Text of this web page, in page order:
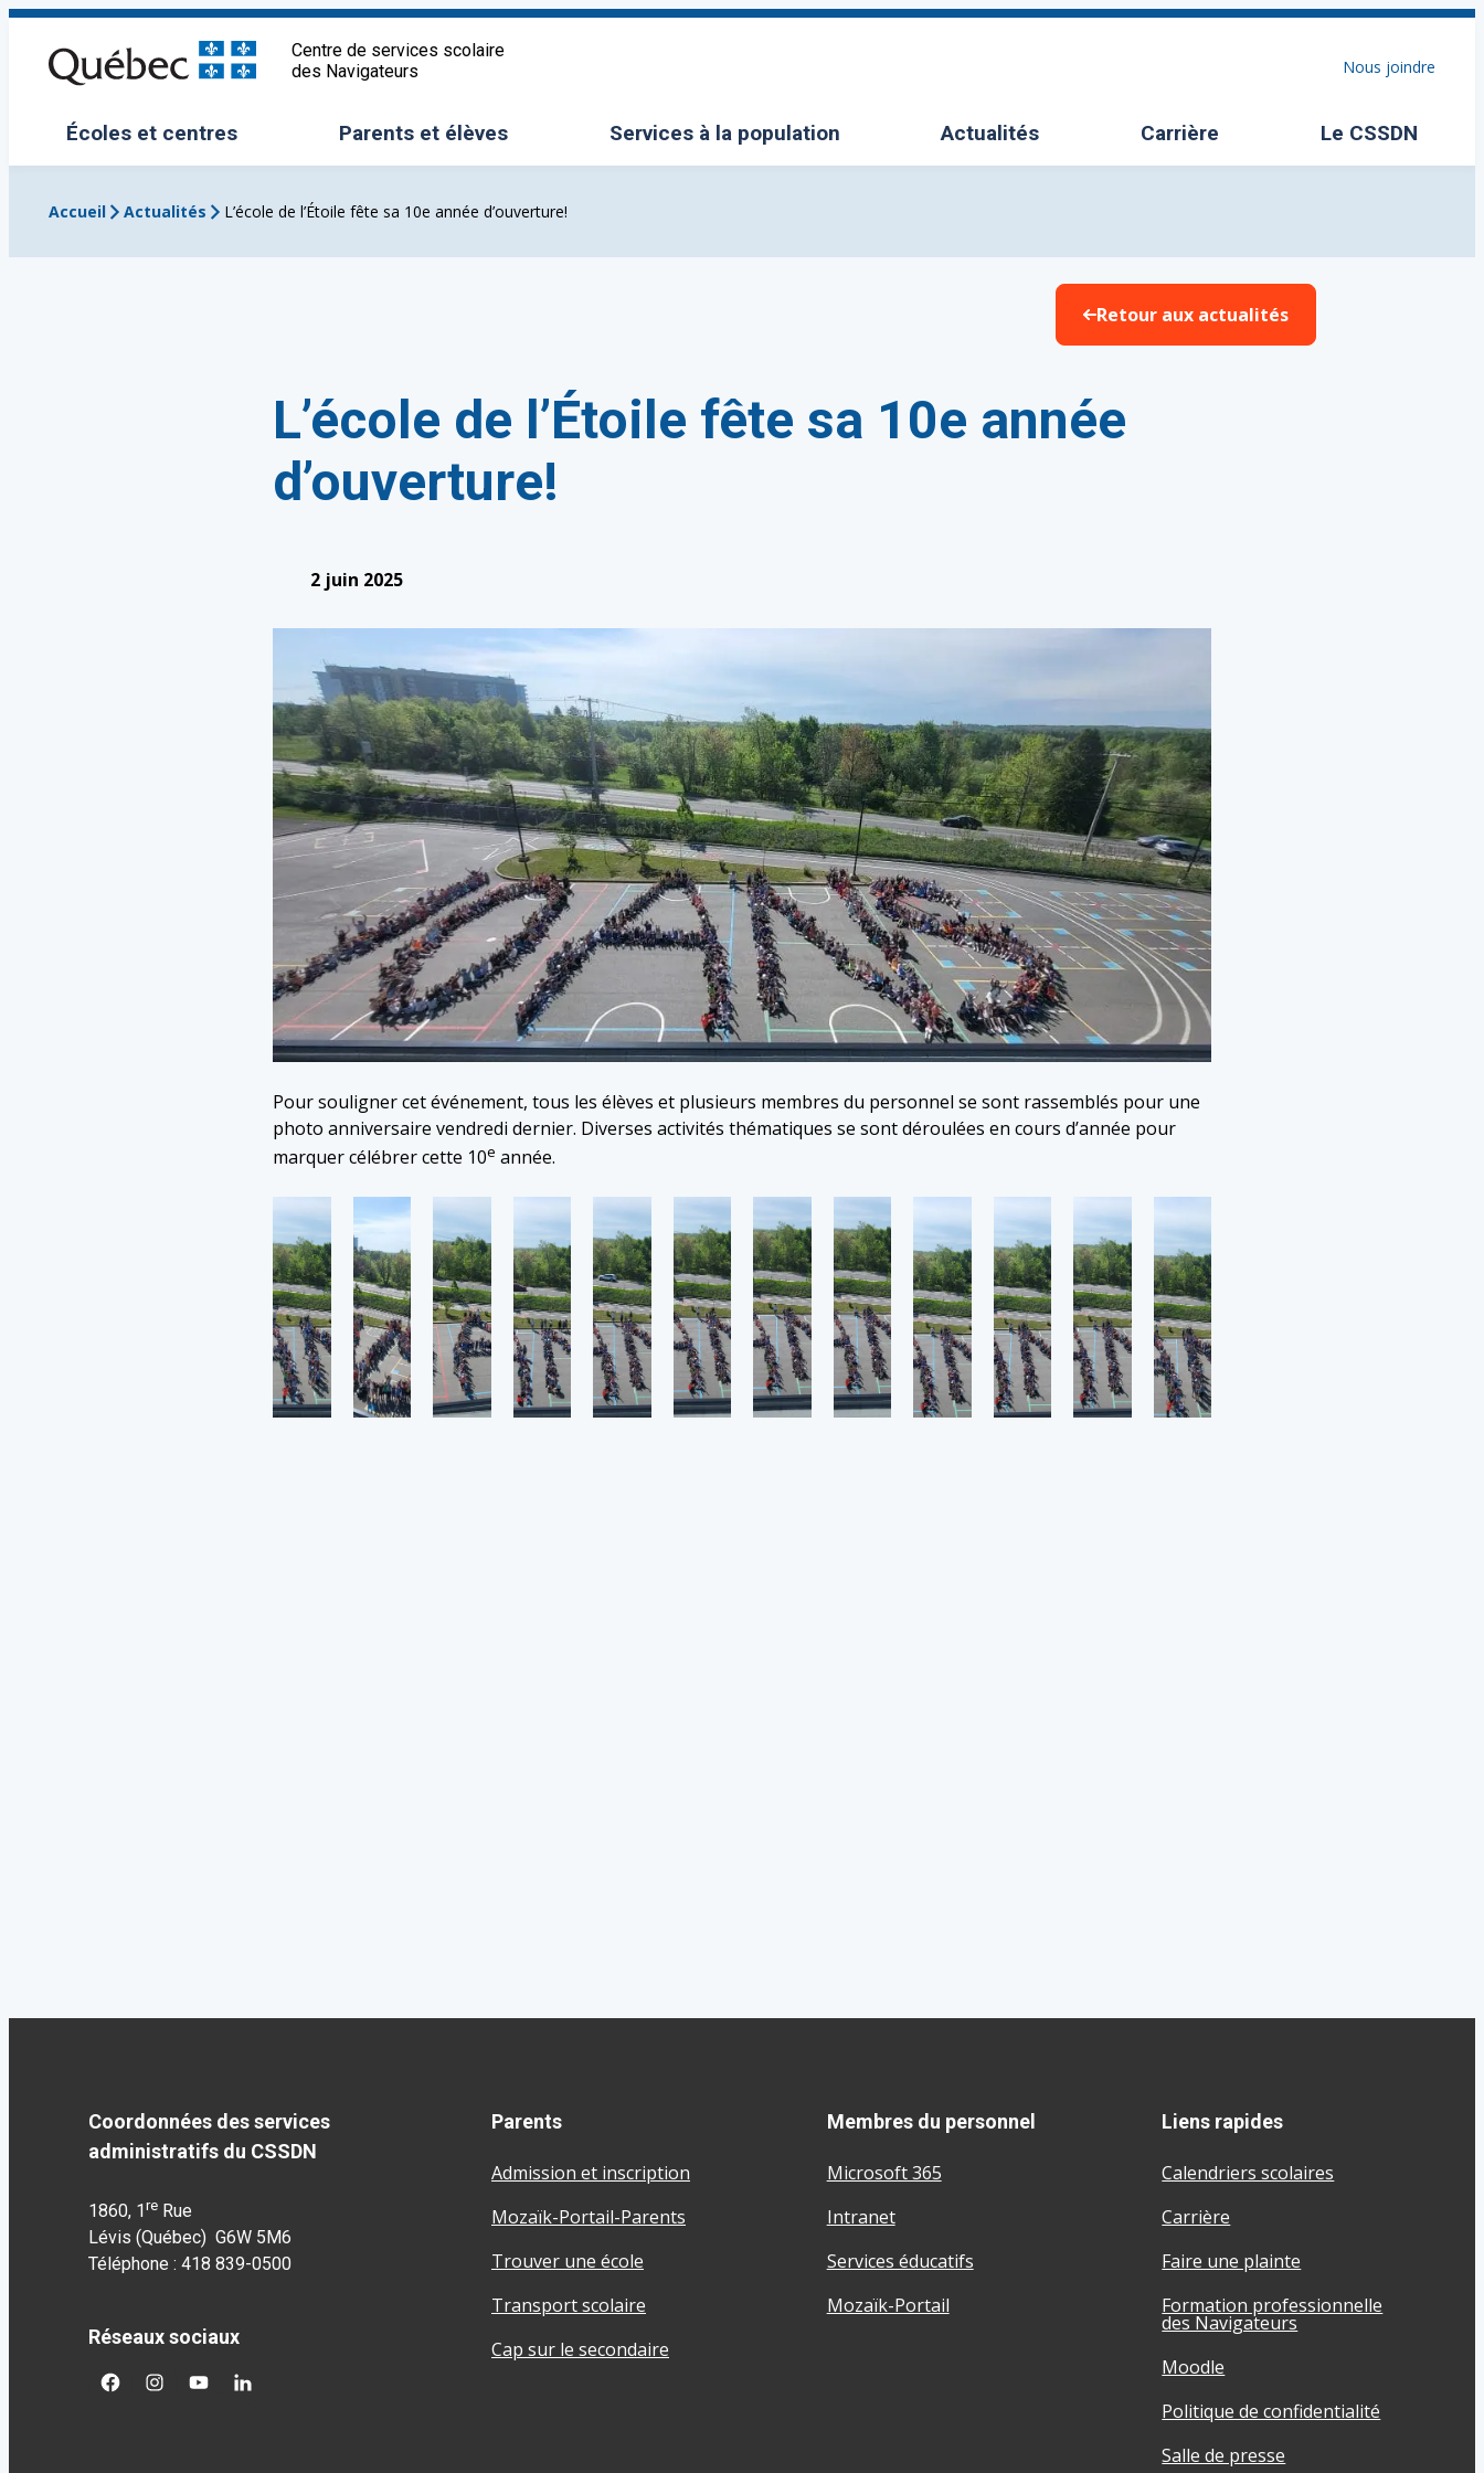
Aller
contenu
Centre de services scolaire
des Navigateurs
Nous joindre
Écoles et centres
Ouvrir/Fermer le sous-menu Parents et élèves
Ouvrir/Fermer le sous-menuServices à la population
Ouvrir/Fermer le sous-menu Actualités Carrière Le CSSDN
Ouvrir/Fermer
Accueil Actualités L’école de l’Étoile fête sa 10e année d’ouverture!
Retour aux actualités
L’école de l’Étoile fête sa 10e année
d’ouverture!
2 juin 2025
Pour souligner cet événement, tous les élèves et plusieurs membres du personnel se sont rassemblés pour une
photo anniversaire vendredi dernier. Diverses activités thématiques se sont déroulées en cours d’année pour
marquer célébrer cette 10e année.
Coordonnées des services
administratifs du CSSDN
1860, 1 re Rue
Lévis (Québec) G6W 5M6
Téléphone : 418 839-0500
Réseaux sociaux
facebookgoogleplus
googleplusgoogleplus
Parents
Admission et inscription
Mozaïk-Portail-Parents
Trouver une école
Transport scolaire
Cap sur le secondaire
Membres du personnel
Microsoft 365
Intranet
Services éducatifs
Mozaïk-Portail
Liens rapides
Calendriers scolaires
Carrière
Faire une plainte
Formation professionnelle
des Navigateurs
Moodle
Politique de confidentialité
Salle de presse